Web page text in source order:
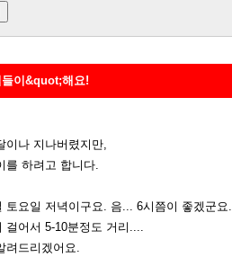
이&quot;해요!
이나 지나버렸지만,
를 하려고 합니다.
토요일 저녁이구요. 음... 6시쯤이 좋겠군요.
걸어서 5-10분정도 거리....
려드리겠어요.